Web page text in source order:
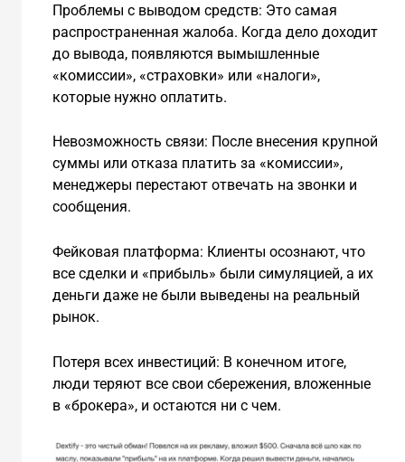
Проблемы с выводом средств: Это самая
распространенная жалоба. Когда дело доходит
до вывода, появляются вымышленные
«комиссии», «страховки» или «налоги»,
которые нужно оплатить.
Невозможность связи: После внесения крупной
суммы или отказа платить за «комиссии»,
менеджеры перестают отвечать на звонки и
сообщения.
Фейковая платформа: Клиенты осознают, что
все сделки и «прибыль» были симуляцией, а их
деньги даже не были выведены на реальный
рынок.
Потеря всех инвестиций: В конечном итоге,
люди теряют все свои сбережения, вложенные
в «брокера», и остаются ни с чем.